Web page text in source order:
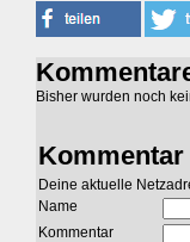
Bisher wurden noch
Kommentar
Deine aktuelle
Name
Kommentar